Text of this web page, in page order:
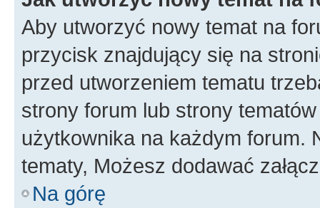
Aby utworzyć nowy temat na
przycisk znajdujący się na
przed utworzeniem tematu
strony forum lub strony
użytkownika na każdym forum.
tematy, Możesz dodawać
Na górę